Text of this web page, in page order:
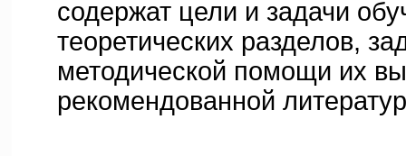
содержат цели и задачи
теоретических разделов,
методической помощи их
рекомендованной